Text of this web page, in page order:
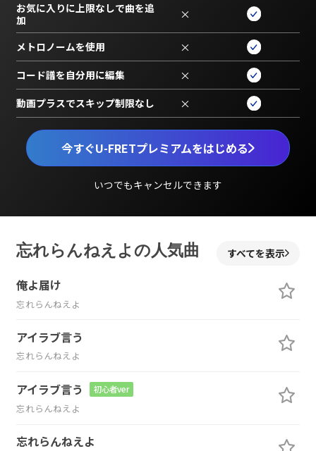
今すぐU-FRETプレミアムをはじめる
いつでもキャンセルできます
お気に入りに上限なしで曲を追
加
×
メトロノームを使用 ×
コード譜を自分用に編集 ×
動画プラスでスキップ制限なし ×
忘れらんねえよの人気曲 すべてを表示
俺よ届け
忘れらんねえよ
アイラブ言う
忘れらんねえよ
アイラブ言う 初心者ver
忘れらんねえよ
忘れらんねえよ